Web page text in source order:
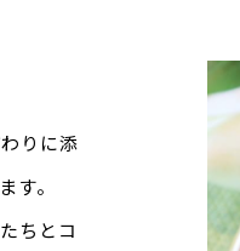
りに添
す。
ちとコ